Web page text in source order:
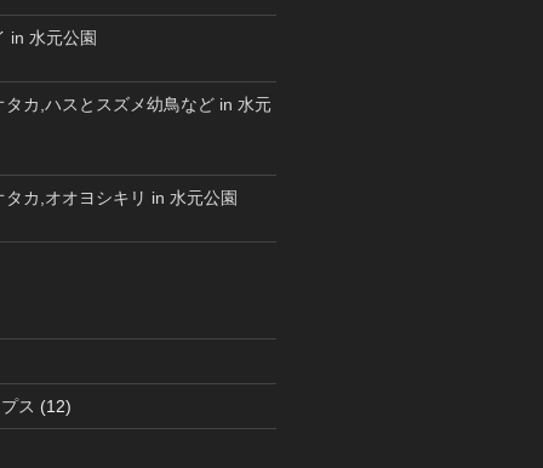
in 水元公園
タカ,ハスとスズメ幼鳥など in 水元
タカ,オオヨシキリ in 水元公園
ス (12)